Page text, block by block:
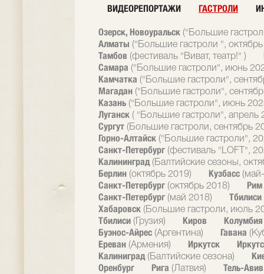
ВИДЕОРЕПОРТАЖИ ГАСТРОЛИ
Озерск, Новоуральск ("Большие
Алматы ("Большие гастроли ",
Тамбов (фестиваль "Виват, театр!" )
Самара ("Большие гастроли", июнь
Камчатка ("Большие гастроли",
Магадан ("Большие гастроли",
Казань ("Большие гастроли", июнь
Луганск ( "Большие гастроли", апрель
Сургут (Большие гастроли, сентябрь
Горно-Алтайск ("Большие гастроли",
Санкт-Петербург (фестиваль "LOFT",
Калининград (Балтийские сезоны,
Берлин (октябрь 2019) Кузбасс
Санкт-Петербург (октябрь 2018)
Рим
Санкт-Петербург (май 2018)
Тбилиси
Хабаровск (Большие гастроли, июль
Тбилиси (Грузия) Киров
Буэнос-Айрес (Аргентина) Гавана
Ереван (Армения) Иркутск
Калиниград (Балтийские сезона)
Оренбург
Рига (Латвия) Тель-